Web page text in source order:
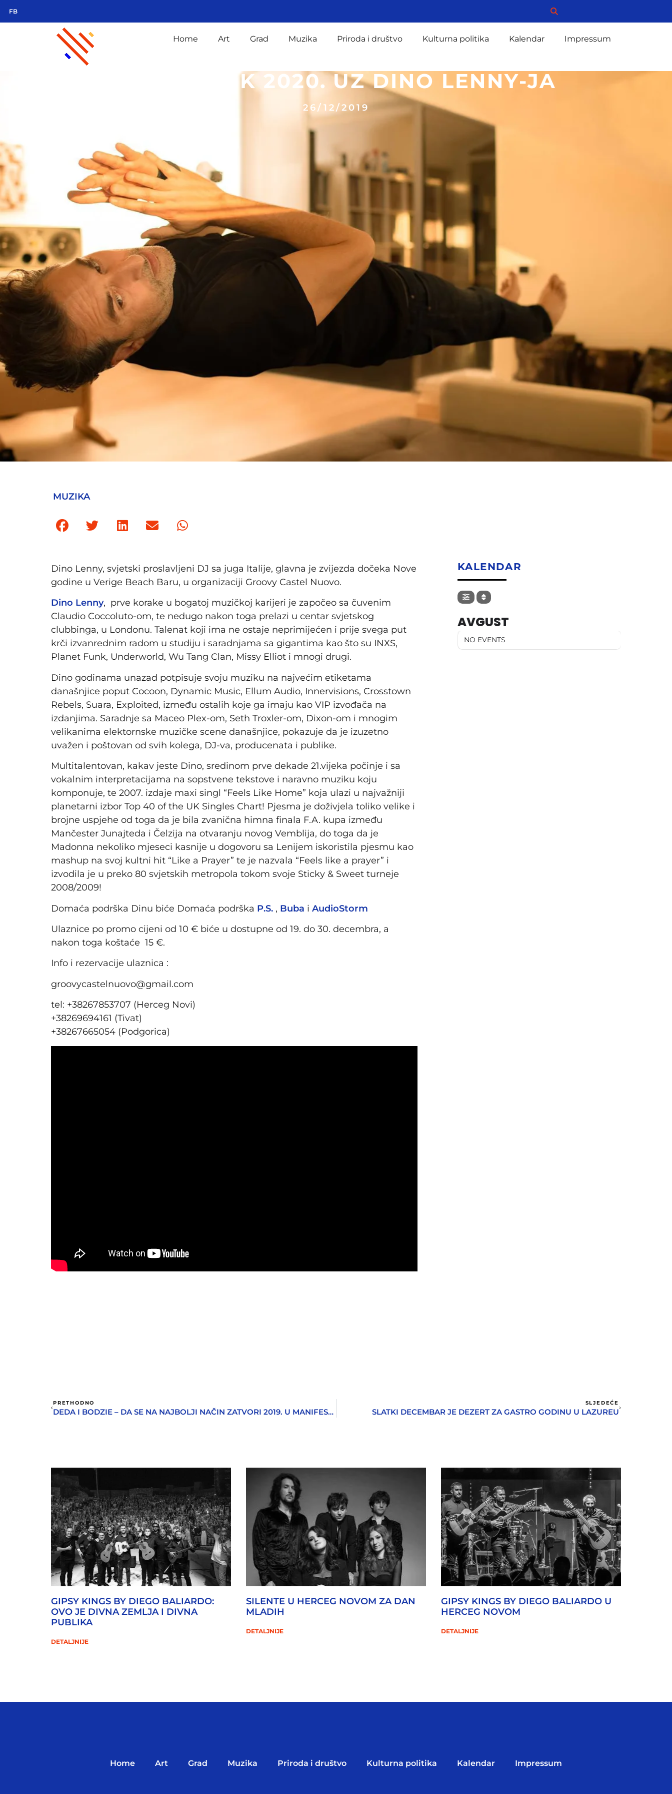
FB
Home Art Grad Muzika Priroda i društvo Kulturna politika Kalendar Impressum
GCN DOČEK 2020. UZ DINO LENNY-JA
26/12/2019
MUZIKA
Dino Lenny, svjetski proslavljeni DJ sa juga Italije, glavna je zvijezda dočeka Nove
godine u Verige Beach Baru, u organizaciji Groovy Castel Nuovo.
Dino Lenny, prve korake u bogatoj muzičkoj karijeri je započeo sa čuvenim
Claudio Coccoluto-om, te nedugo nakon toga prelazi u centar svjetskog
clubbinga, u Londonu. Talenat koji ima ne ostaje neprimijećen i prije svega put
krči izvanrednim radom u studiju i saradnjama sa gigantima kao što su INXS,
Planet Funk, Underworld, Wu Tang Clan, Missy Elliot i mnogi drugi.
Dino godinama unazad potpisuje svoju muziku na najvećim etiketama
današnjice poput Cocoon, Dynamic Music, Ellum Audio, Innervisions, Crosstown
Rebels, Suara, Exploited, između ostalih koje ga imaju kao VIP izvođača na
izdanjima. Saradnje sa Maceo Plex-om, Seth Troxler-om, Dixon-om i mnogim
velikanima elektornske muzičke scene današnjice, pokazuje da je izuzetno
uvažen i poštovan od svih kolega, DJ-va, producenata i publike.
Multitalentovan, kakav jeste Dino, sredinom prve dekade 21.vijeka počinje i sa
vokalnim interpretacijama na sopstvene tekstove i naravno muziku koju
komponuje, te 2007. izdaje maxi singl “Feels Like Home” koja ulazi u najvažniji
planetarni izbor Top 40 of the UK Singles Chart! Pjesma je doživjela toliko velike i
brojne uspjehe od toga da je bila zvanična himna finala F.A. kupa između
Mančester Junajteda i Čelzija na otvaranju novog Vemblija, do toga da je
Madonna nekoliko mjeseci kasnije u dogovoru sa Lenijem iskoristila pjesmu kao
mashup na svoj kultni hit “Like a Prayer” te je nazvala “Feels like a prayer” i
izvodila je u preko 80 svjetskih metropola tokom svoje Sticky & Sweet turneje
2008/2009!
Domaća podrška Dinu biće Domaća podrška P.S. , Buba i AudioStorm
Ulaznice po promo cijeni od 10 € biće u dostupne od 19. do 30. decembra, a
nakon toga koštaće 15 €.
Info i rezervacije ulaznica :
groovycastelnuovo@gmail.com
tel: +38267853707 (Herceg Novi)
+38269694161 (Tivat)
+38267665054 (Podgorica)
KALENDAR
AVGUST
NO EVENTS
PRETHODNO
DEDA I BODZIE – DA SE NA NAJBOLJI NAČIN ZATVORI 2019. U MANIFESTU
SLJEDEĆE
SLATKI DECEMBAR JE DEZERT ZA GASTRO GODINU U LAZUREU
GIPSY KINGS BY DIEGO BALIARDO:
OVO JE DIVNA ZEMLJA I DIVNA
PUBLIKA
DETALJNIJE
SILENTE U HERCEG NOVOM ZA DAN
MLADIH
DETALJNIJE
GIPSY KINGS BY DIEGO BALIARDO U
HERCEG NOVOM
DETALJNIJE
Home Art Grad Muzika Priroda i društvo Kulturna politika Kalendar Impressum